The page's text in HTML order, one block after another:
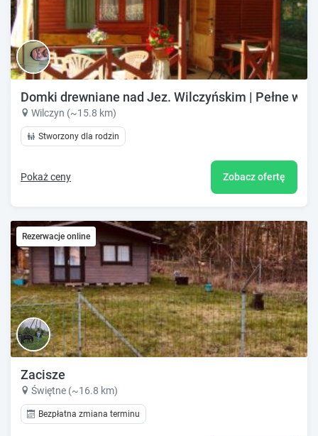
Domki drewniane nad Jez. Wilczyńskim | Pełne
Wilczyn (~15.8 km)
Stworzony dla rodzin
Pokaż ceny Zobacz ofertę
Rezerwacje online
Zacisze
Świętne (~16.8 km)
Bezpłatna zmiana terminu